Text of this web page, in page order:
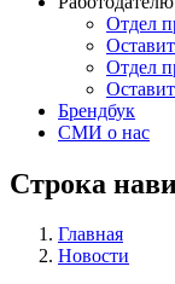
Отдел
Отдел
Брендбук
СМИ о нас
Строка
Главная
Новости